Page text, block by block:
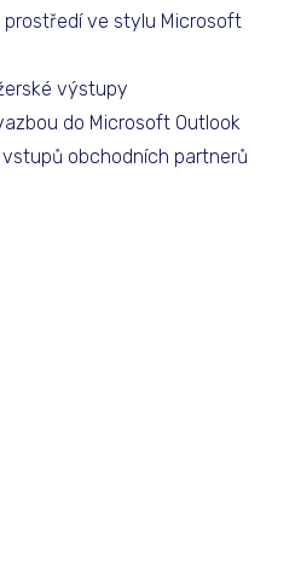
prostředí ve stylu Microsoft
výstupy
do Microsoft Outlook
obchodních partnerů